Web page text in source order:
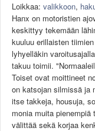
Säännöt ja ohjeet
Uudet ajoneuvot
Uudet kuvat
Uudet videot
Uudet kommentit
MYYDÄÄN
Haku
Ohjeet
Ajoneuvot
Loikkaa: valikkoon,
Hanx on motoristien
keskittyy tekemään
kuuluu erillaisten
lyhyelläkin
takuu toimii.
Toiset ovat moittineet
on katsojan silmissä ja
itse takkeja, housuja,
monia muita
välittää sekä korjaa